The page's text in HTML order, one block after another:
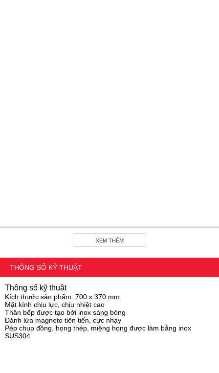
XEM THÊM
THÔNG SỐ KỸ THUẬT
Thông số kỹ thuật
Kích thước sản phẩm: 700 x 370 mm
Mặt kính chịu lực, chịu nhiệt cao
Thân bếp được tạo bởi inox sáng bóng
Đánh lửa magneto tiên tiến, cực nhạy
Pép chụp đồng, họng thép, miệng họng được làm bằng inox
SUS304